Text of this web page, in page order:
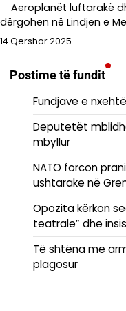
Aeroplanët luftarakë
dërgohen në Lindjen e
14 Qershor 2025
Postime të fundit
Fundjavë e
Deputetët
mbyllur
NATO forcon
ushtarake në
Opozita kërkon
teatrale” dhe
Të shtëna me
plagosur